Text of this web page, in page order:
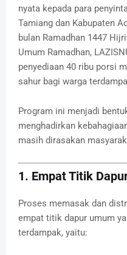
nyata kepada para
Tamiang dan Kabupaten
bulan Ramadhan 1447
Umum Ramadhan,
penyediaan 40 ribu porsi
sahur bagi warga
Program ini menjadi
menghadirkan
masih dirasakan
1. Empat Titik
Proses memasak dan
empat titik dapur umum
terdampak, yaitu: